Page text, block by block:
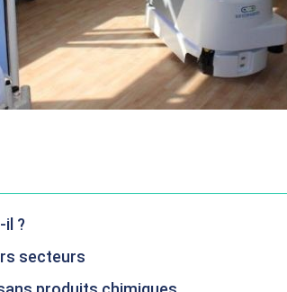
il ?
secteurs